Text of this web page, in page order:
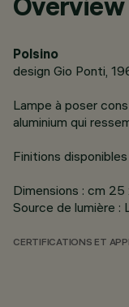
Polsino
design Gio Ponti,
Lampe à poser
aluminium qui
Finitions
Dimensions : cm 25
Source de lumière
CERTIFICATIONS ET